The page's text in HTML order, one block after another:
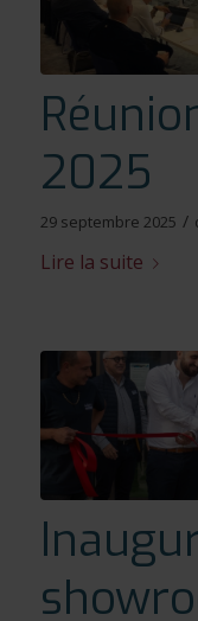
2025
29 septembre 2025 /
Lire la suite